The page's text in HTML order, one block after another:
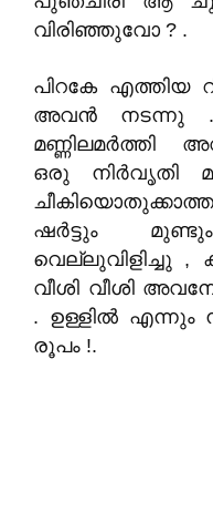
വിരിഞ്ഞുവോ ? .
പിറകേ എത്തിയ
അവൻ നടന്നു .
മണ്ണിലമർത്തി
ഒരു നിർവൃതി
ഷർട്ടും
വെല്ലുവിളിച്ചു ,
വീശി വീശി
. ഉള്ളിൽ
രൂപം !.